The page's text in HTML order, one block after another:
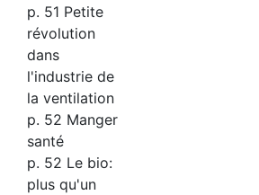
p. 51 Petite
révolution
dans
l'industrie de
la ventilation
p. 52 Manger
santé
p. 52 Le bio:
plus qu'un